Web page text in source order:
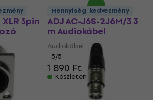
XLR 3pin ADJ AC-J6S-2J6M/3 3
m Audiokábel
Audiokábel
5/5
1 890 Ft
Készleten
Mennyiségi kedvezmény